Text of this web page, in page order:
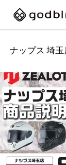
ナップス 埼